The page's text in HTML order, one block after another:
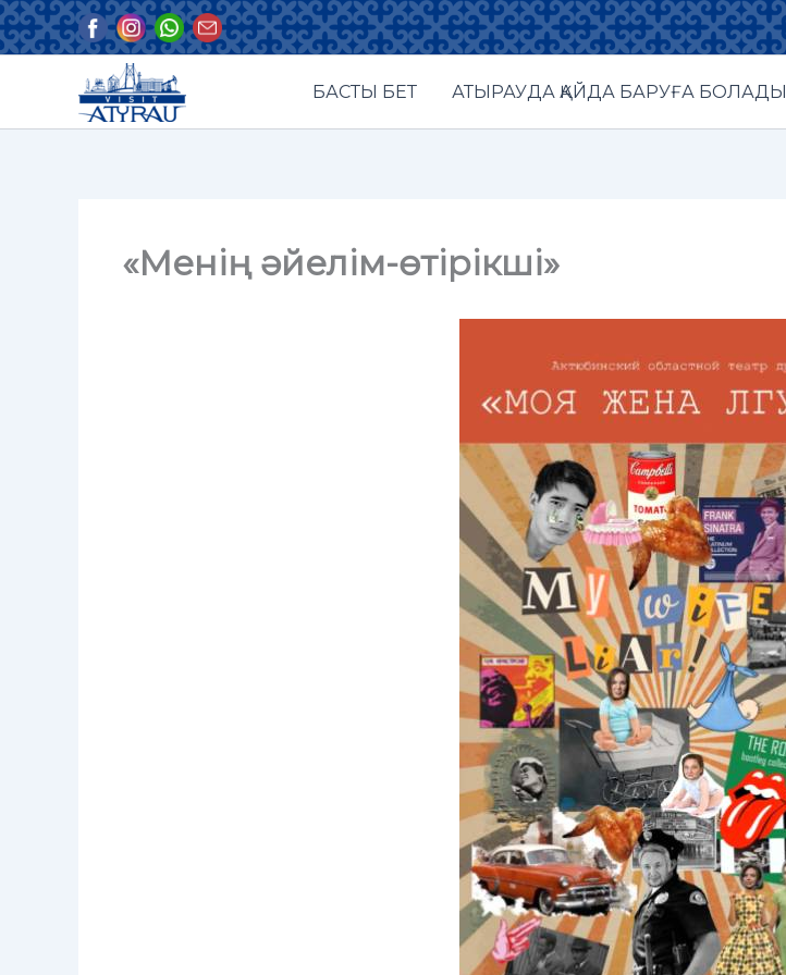
Skip
to
БАСТЫ БЕТ АТЫРАУДА ҚАЙДА БАРУҒА БОЛАДЫ
«Менің әйелім-өтірікші»